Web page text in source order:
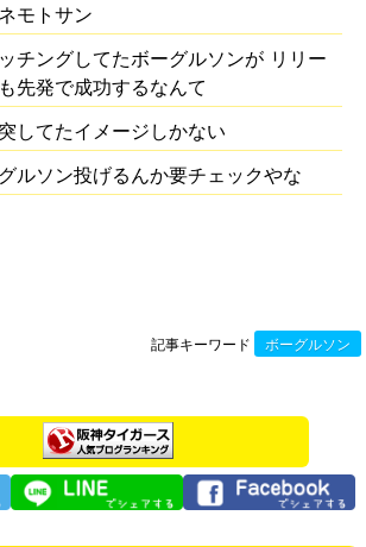
モトサン
チングしてたボーグルソンが リリー
先発で成功するなんて
してたイメージしかない
ルソン投げるんか要チェックやな
記事キーワード ボーグルソン